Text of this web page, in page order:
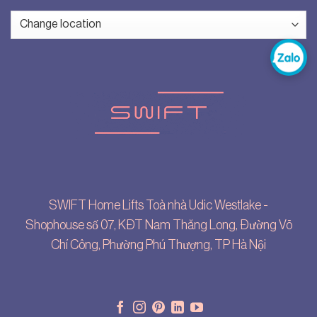
SWIFT Home Lifts Toà nhà Udic Westlake -
Shophouse số 07, KĐT Nam Thăng Long, Đường Võ
Chí Công, Phường Phú Thượng, TP Hà Nội